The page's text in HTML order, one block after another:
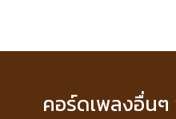
คอร์ดเพลงอื่น